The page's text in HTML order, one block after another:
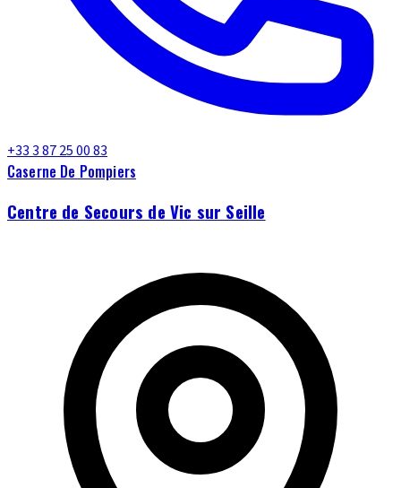
+33 3 87 25 00 83
Caserne De Pompiers
Centre de Secours de Vic sur Seille